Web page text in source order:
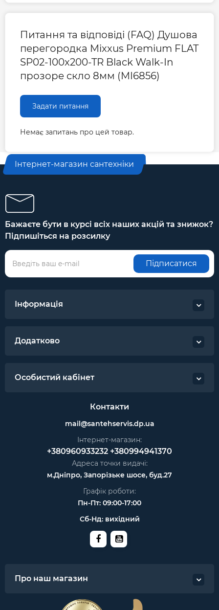
Питання та відповіді (FAQ) Душова
перегородка Mixxus Premium FLAT
SP02-100x200-TR Black Walk-In
прозоре скло 8мм (MI6856)
Задати питання
Немає запитань про цей товар.
Інтернет-магазин сантехніки
Бажаєте бути в курсі всіх наших акцій та знижок?
Підпишіться на розсилку
Підписатися
Інформація
Додатково
Особистий кабінет
Контакти
mail@santehservis.dp.ua
Інтернет-магазин:
+380960933232 +380994941370
Адреса точки видачі:
м.Дніпро, Запорізьке шосе, буд.27
Графік роботи:
Пн-Пт: 09:00-17:00
Сб-Нд: вихідний
Про наш магазин